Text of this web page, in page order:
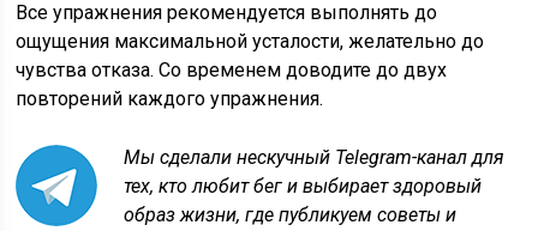
Все упражнения рекомендуется выполнять до
ощущения максимальной усталости, желательно до
чувства отказа. Со временем доводите до двух
повторений каждого упражнения.
Мы сделали нескучный Telegram-канал для
тех, кто любит бег и выбирает здоровый
образ жизни, где публикуем советы и